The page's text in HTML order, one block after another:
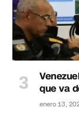
que va
enero 13,